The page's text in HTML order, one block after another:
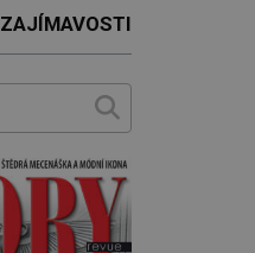
ZAJÍMAVOSTI